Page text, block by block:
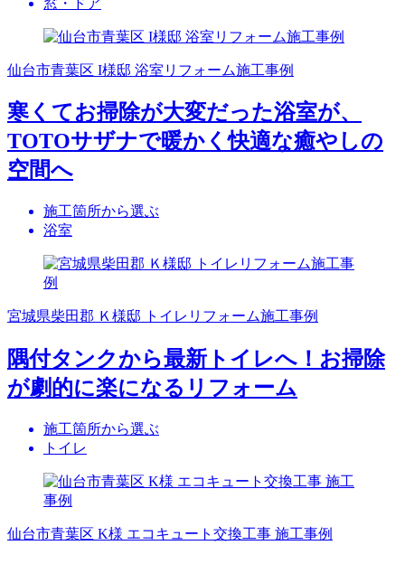
仙台市青葉区 I様邸 浴室リフォーム施工事例
寒くてお掃除が大変だった浴室が、
TOTOサザナで暖かく快適な癒やしの
空間へ
施工箇所から選ぶ
浴室
宮城県柴田郡 Ｋ様邸 トイレリフォーム施工事例
隅付タンクから最新トイレへ！お掃除
が劇的に楽になるリフォーム
施工箇所から選ぶ
トイレ
仙台市青葉区 K様 エコキュート交換工事 施工事例